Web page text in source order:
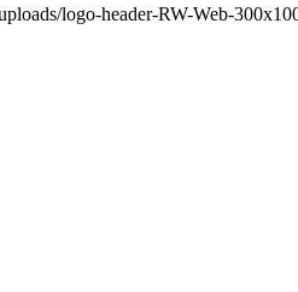
logo-header-RW-Web-